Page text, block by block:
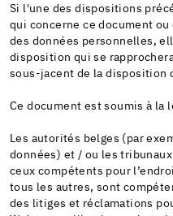
Si l'une des dispositions
qui concerne ce document
des données personnelles,
disposition qui se
sous-jacent de la disposition
Ce document est soumis à la
Les autorités belges (par
données) et / ou les
ceux compétents pour
tous les autres, sont
des litiges et réclamations